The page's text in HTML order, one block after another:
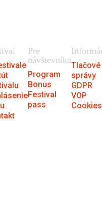
Pre
návštevníka
Program
Bonus
Festival
pass
Tlačové
správy
GDPR
VOP
Cookies